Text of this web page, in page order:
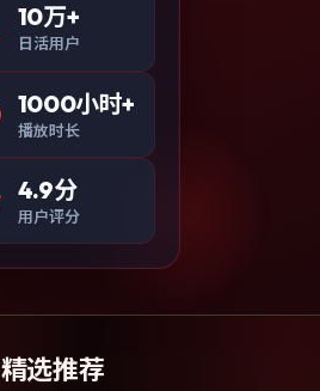
10万+
日活用户
1000小时+
播放时长
4.9分
用户评分
精选推荐